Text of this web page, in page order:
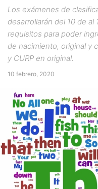
Los exámenes de
desarrollarán del 10 de
requisitos para poder
de nacimiento, original y
y CURP en original.
10 febrero, 2020